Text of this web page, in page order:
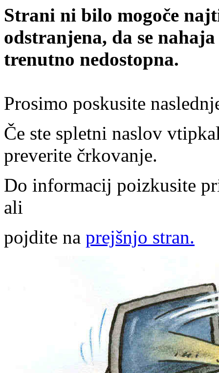
Strani ni bilo mogoče
odstranjena, da se
trenutno nedostopna.
Prosimo poskusite
Če ste spletni naslov
preverite črkovanje.
Do informacij poizkusite
ali
pojdite na prejšnjo stran.